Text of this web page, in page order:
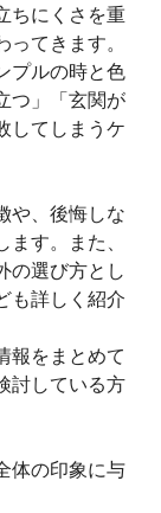
ちにくさを重
てきます。
プルの時と色
つ」「玄関が
してしまうケ
や、後悔しな
す。また、
の選び方とし
も詳しく紹介
報をまとめて
討している方
体の印象に与